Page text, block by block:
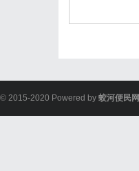
© 2015-2020 Powered by 蛟河便民网